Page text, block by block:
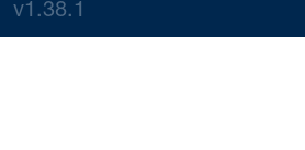
v1.38.1